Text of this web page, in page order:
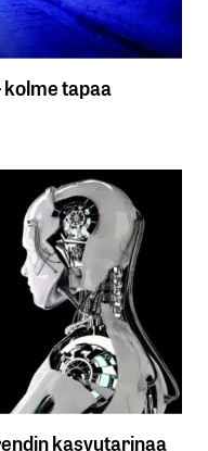
tapaa
kasvutarinaa